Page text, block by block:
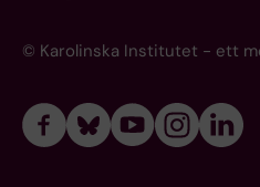
© Karolinska Institutet - ett